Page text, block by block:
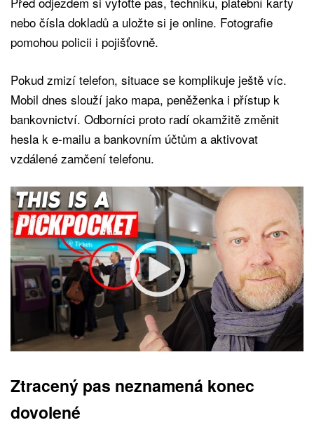
nebo čísla dokladů a uložte si je online. Fotografie
pomohou policii i pojišťovně.
Pokud zmizí telefon, situace se komplikuje ještě víc.
Mobil dnes slouží jako mapa, peněženka i přístup k
bankovnictví. Odborníci proto radí okamžitě změnit
hesla k e-mailu a bankovním účtům a aktivovat
vzdálené zamčení telefonu.
Ztracený pas neznamená konec
dovolené